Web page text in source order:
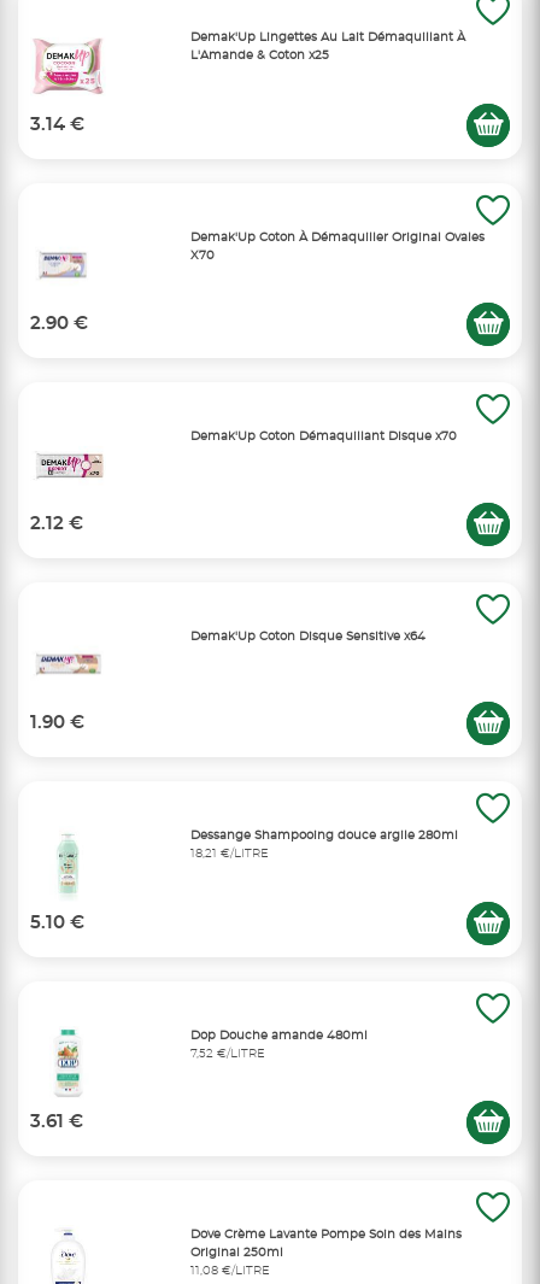
Demak'Up Lingettes Au Lait Démaquillant À
L'Amande & Coton x25
3.14 €
Demak'Up Coton À Démaquiller Original Ovales
X70
2.90 €
Demak'Up Coton Démaquillant Disque x70
2.12 €
Demak'Up Coton Disque Sensitive x64
1.90 €
Dessange Shampooing douce argile 280ml
18,21 €/LITRE
5.10 €
Dop Douche amande 480ml
7,52 €/LITRE
3.61 €
Dove Crème Lavante Pompe Soin des Mains
Original 250ml
11,08 €/LITRE